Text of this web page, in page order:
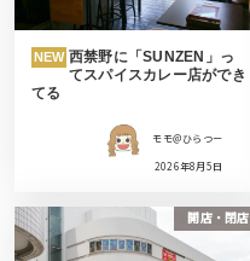
NEW 西禁野に「SUNZEN」っ
てスパイスカレー店ができ
てる
モモ＠ひらつー
2026年8月5日
開店・閉店